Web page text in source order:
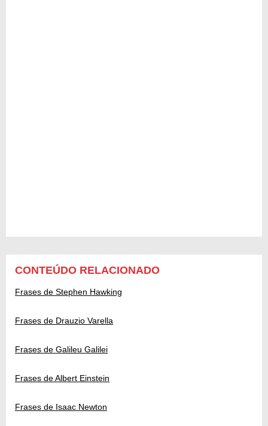
CONTEÚDO RELACIONADO
Frases de Stephen Hawking
Frases de Drauzio Varella
Frases de Galileu Galilei
Frases de Albert Einstein
Frases de Isaac Newton